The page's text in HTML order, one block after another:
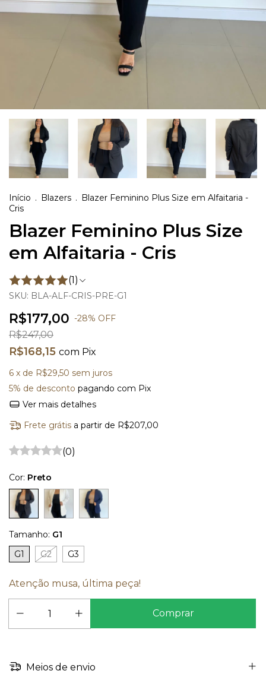
Início . Blazers . Blazer Feminino Plus Size em Alfaitaria -
Cris
Blazer Feminino Plus Size
em Alfaitaria - Cris
(1)
SKU: BLA-ALF-CRIS-PRE-G1
R$177,00 -28% OFF
R$247,00
R$168,15 com Pix
6 x de R$29,50 sem juros
5% de desconto pagando com Pix
Ver mais detalhes
Frete grátis a partir de R$207,00
(0)
Cor: Preto
Tamanho: G1
G1
G2 G3
Atenção musa, última peça!
Meios de envio